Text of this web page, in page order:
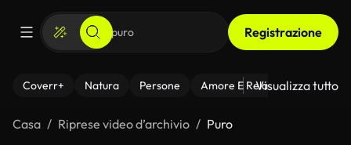
Registrazione
Coverr+ Natura Persone Amore E Relazioni Il
Visualizza tutto
Casa Riprese video d’archivio Puro